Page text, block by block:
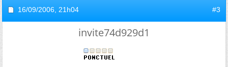
16/09/2006, 21h04 #3
invite74d929d1